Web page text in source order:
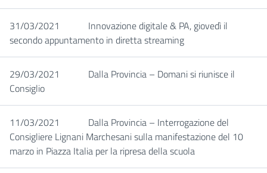
31/03/2021
Innovazione digitale & PA, giovedì il
secondo appuntamento in diretta streaming
29/03/2021
Dalla Provincia – Domani si riunisce il
Consiglio
11/03/2021
Dalla Provincia – Interrogazione del
Consigliere Lignani Marchesani sulla manifestazione del 10
marzo in Piazza Italia per la ripresa della scuola